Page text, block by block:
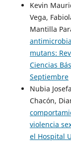
Kevin
Vega,
Mantilla
mutans:
Ciencias
Septiembre
Nubia
Chacón,
violencia
el Hospital